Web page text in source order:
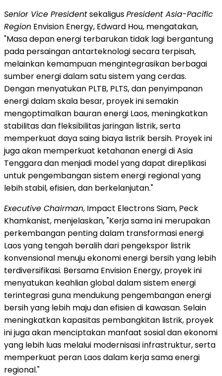
Senior Vice PresidentsekaligusPresident Asia-Pacific
Region Envision Energy, Edward Hou, mengatakan,
"Masa depan energi terbarukan tidak lagi bergantung
pada persaingan antarteknologi secara terpisah,
melainkan kemampuan mengintegrasikan berbagai
sumber energi dalam satu sistem yang cerdas.
Dengan menyatukan PLTB, PLTS, dan penyimpanan
energi dalam skala besar, proyek ini semakin
mengoptimalkan bauran energi Laos, meningkatkan
stabilitas dan fleksibilitas jaringan listrik, serta
memperkuat daya saing biaya listrik bersih. Proyek ini
juga akan memperkuat ketahanan energi di Asia
Tenggara dan menjadi model yang dapat direplikasi
untuk pengembangan sistem energi regional yang
lebih stabil, efisien, dan berkelanjutan."
Executive Chairman, Impact Electrons Siam, Peck
Khamkanist, menjelaskan, "Kerja sama ini merupakan
perkembangan penting dalam transformasi energi
Laos yang tengah beralih dari pengekspor listrik
konvensional menuju ekonomi energi bersih yang lebih
terdiversifikasi. Bersama Envision Energy, proyek ini
menyatukan keahlian global dalam sistem energi
terintegrasi guna mendukung pengembangan energi
bersih yang lebih maju dan efisien di kawasan. Selain
meningkatkan kapasitas pembangkitan listrik, proyek
ini juga akan menciptakan manfaat sosial dan ekonomi
yang lebih luas melalui modernisasi infrastruktur, serta
memperkuat peran Laos dalam kerja sama energi
regional."